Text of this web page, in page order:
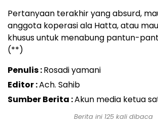
Pertanyaan terakhir yang absurd,
anggota koperasi ala Hatta, atau
khusus untuk menabung pantun-
(**)
Penulis :Rosadi yamani
Editor :Ach. Sahib
Sumber Berita :Akun media ketua
Berita ini 125 kali dibaca